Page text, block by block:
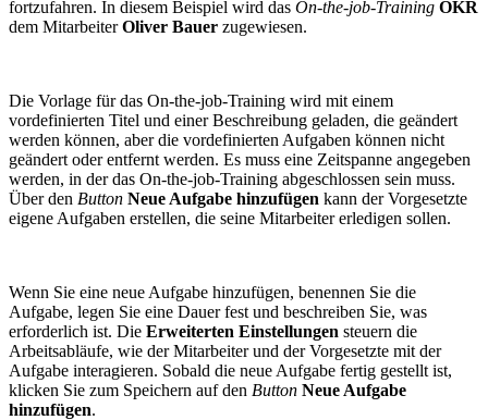
fortzufahren. In diesem Beispiel wird das On-the-job-Training OKR
dem MitarbeiterOliver Bauer zugewiesen.
Die Vorlage für das On-the-job-Training wird mit einem
vordefinierten Titel und einer Beschreibung geladen, die geändert
werden können, aber die vordefinierten Aufgaben können nicht
geändert oder entfernt werden. Es muss eine Zeitspanne angegeben
werden, in der das On-the-job-Training abgeschlossen sein muss.
Über den Button Neue Aufgabe hinzufügen kann der Vorgesetzte
eigene Aufgaben erstellen, die seine Mitarbeiter erledigen sollen.
Wenn Sie eine neue Aufgabe hinzufügen, benennen Sie die
Aufgabe, legen Sie eine Dauer fest und beschreiben Sie, was
erforderlich ist. Die Erweiterten Einstellungen steuern die
Arbeitsabläufe, wie der Mitarbeiter und der Vorgesetzte mit der
Aufgabe interagieren. Sobald die neue Aufgabe fertig gestellt ist,
klicken Sie zum Speichern auf den Button Neue Aufgabe
hinzufügen.